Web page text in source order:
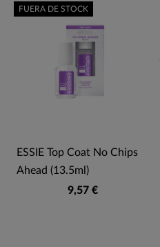
ESSIE Top Coat No Chips
Ahead (13.5ml)
9,57 €
FUERA DE STOCK